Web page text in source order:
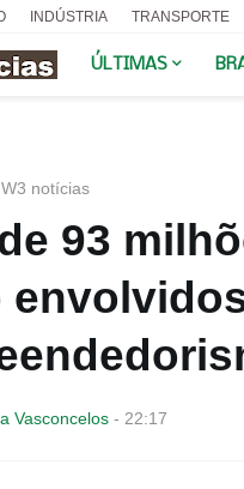
INDÚSTRIA TRANSPORTE
ÚLTIMAS
W3 notícias
93
Vasconcelos - 22:17